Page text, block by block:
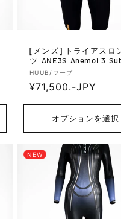
[メンズ] トライアスロンスー
ツ ANE3S Anemoi 3
White/Black/Orange/Red
販
売
HUUB/フーブ
通
格
¥71,500.-JPY
オプションを選択
NEW